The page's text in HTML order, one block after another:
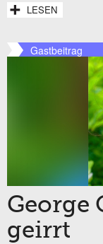
LESEN
Gastbeitrag
George
geirrt